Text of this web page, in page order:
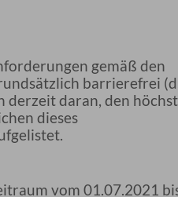
gemäß den
barrierefrei
derzeit daran, den
dieses
vom 01.07.2021